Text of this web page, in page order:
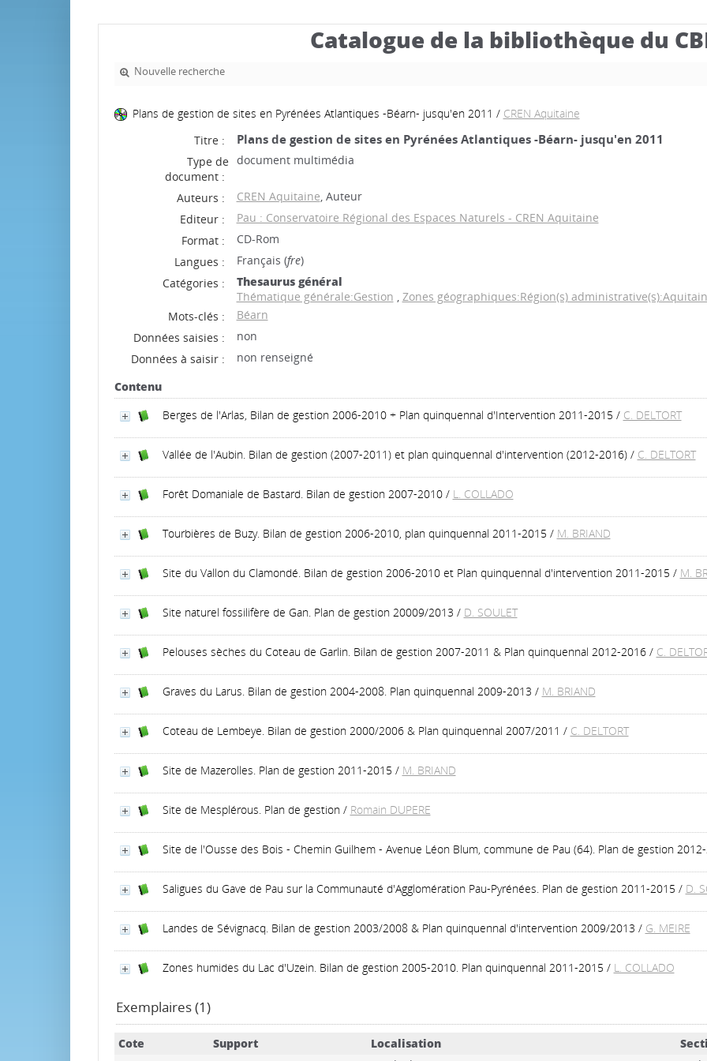
Catalogue de la bibliothèque du
Nouvelle recherche
Plans de gestion de sites en Pyrénées Atlantiques -Béarn- jusqu'en 2011 / CREN Aquitaine
Titre :
Plans de gestion de sites en Pyrénées Atlantiques -Béarn- jusqu'en 2011
Type de
document :
document multimédia
Auteurs : CREN Aquitaine, Auteur
Editeur :
Pau : Conservatoire Régional des Espaces Naturels - CREN Aquitaine
Format :
CD-Rom
Langues :
Français (fre)
Catégories :
Thesaurus général
Thématique générale:Gestion , Zones géographiques:Région(s)
Mots-clés :
Béarn
Données saisies :
non
Données à saisir :
non renseigné
Contenu
Berges de l'Arlas, Bilan de gestion 2006-2010 + Plan quinquennal d'Intervention 2011-2015 / C. DELTORT
Vallée de l'Aubin. Bilan de gestion (2007-2011) et plan quinquennal d'intervention (2012-2016)/ C. DELTORT
Forêt Domaniale de Bastard. Bilan de gestion 2007-2010/ L. COLLADO
Tourbières de Buzy. Bilan de gestion 2006-2010, plan quinquennal 2011-2015 / M. BRIAND
Site du Vallon du Clamondé. Bilan de gestion 2006-2010 et Plan quinquennal d'intervention 2011-2015 / M.
Site naturel fossilifère de Gan. Plan de gestion 20009/2013 / D. SOULET
Pelouses sèches du Coteau de Garlin. Bilan de gestion 2007-2011 & Plan quinquennal 2012-2016/ C.
Graves du Larus. Bilan de gestion 2004-2008. Plan quinquennal 2009-2013 / M. BRIAND
Coteau de Lembeye. Bilan de gestion 2000/2006 & Plan quinquennal 2007/2011 / C. DELTORT
Site de Mazerolles. Plan de gestion 2011-2015 / M. BRIAND
Site de Mesplérous. Plan de gestion/ Romain DUPERE
Site de l'Ousse des Bois - Chemin Guilhem - Avenue Léon Blum, commune de Pau (64). Plan de gestion
Saligues du Gave de Pau sur la Communauté d'Agglomération Pau-Pyrénées. Plan de gestion 2011-2015 / D.
Landes de Sévignacq. Bilan de gestion 2003/2008 & Plan quinquennal d'intervention 2009/2013 / G. MEIRE
Zones humides du Lac d'Uzein. Bilan de gestion 2005-2010. Plan quinquennal 2011-2015 / L. COLLADO
Exemplaires (1)
Cote Support Localisation